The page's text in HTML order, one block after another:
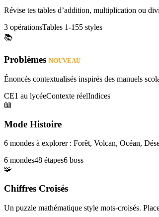
Révise tes tables d’addition, multiplication ou
3 opérationsTables 1-155 styles
📚
Problèmes NOUVEAU
Énoncés contextualisés inspirés des manuels
CE1 au lycéeContexte réelIndices
📖
Mode Histoire
6 mondes à explorer : Forêt, Volcan, Océan,
6 mondes48 étapes6 boss
🧩
Chiffres Croisés
Un puzzle mathématique style mots-croisés.